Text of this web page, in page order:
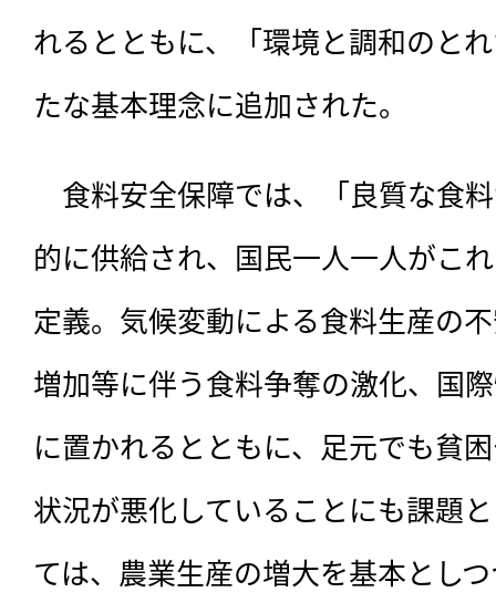
れるとともに、「環境と調和のと
たな基本理念に追加された。
食料安全保障では、
「良質な食
的に供給され、国民一人一人がこ
定義。気候変動による食料生産の
増加等に伴う食料争奪の激化、国
に置かれるとともに、足元でも貧
状況が悪化していることにも課題
ては、農業生産の増大を基本とし